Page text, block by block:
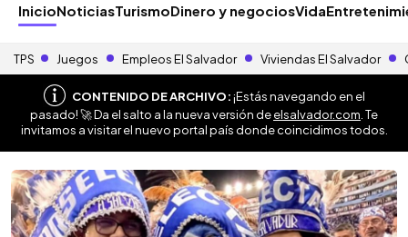
InicioNoticiasTurismoDinero y negociosVida
TPS Juegos Empleos El Salvador Viviendas El Salvador
CONTENIDO DE ARCHIVO:¡Estás navegando en el
pasado! 🚀 Da el salto a la nueva versión deelsalvador.com . Te
invitamos a visitar el nuevo portal país donde coincidimos todos.